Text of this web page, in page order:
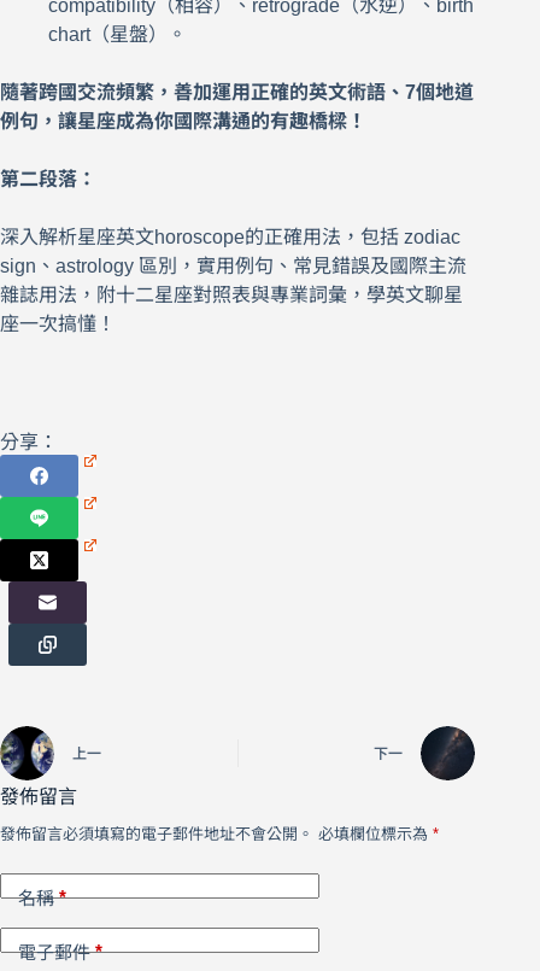
compatibility（相容）、retrograde（水逆）、birth
chart（星盤）。
隨著跨國交流頻繁，善加運用正確的英文術語、7個地道
例句，讓星座成為你國際溝通的有趣橋樑！
第二段落：
深入解析星座英文horoscope的正確用法，包括 zodiac
sign、astrology 區別，實用例句、常見錯誤及國際主流
雜誌用法，附十二星座對照表與專業詞彙，學英文聊星
座一次搞懂！
分享：
上一 下一
發佈留言
發佈留言必須填寫的電子郵件地址不會公開。 必填欄位標示為 *
名稱*
電子郵件*